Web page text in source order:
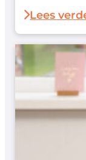
merken
Lees